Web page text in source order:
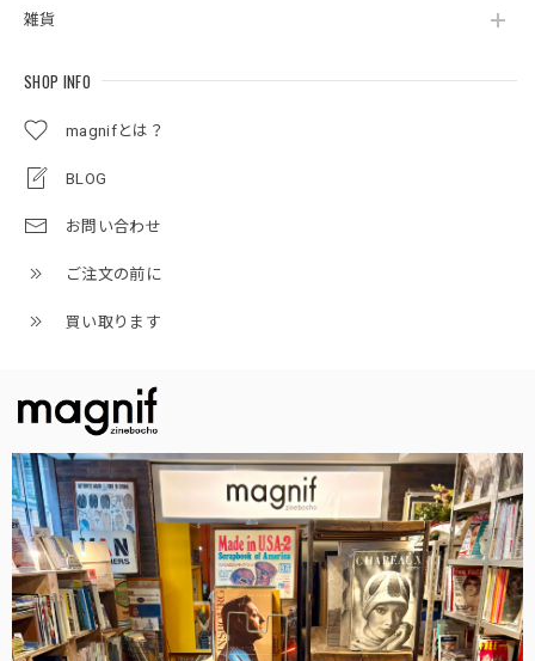
雑貨
SHOP INFO
magnifとは？
BLOG
お問い合わせ
ご注文の前に
買い取ります